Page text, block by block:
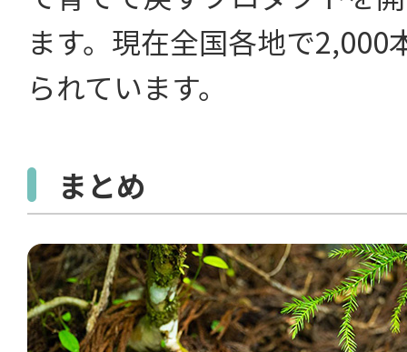
ます。現在全国各地で2,000
られています。
まとめ